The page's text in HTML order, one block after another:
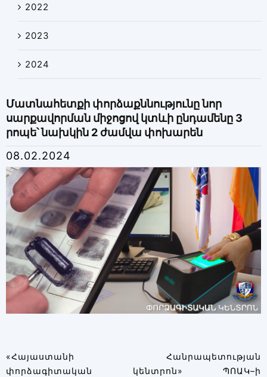
2022
2023
2024
Մատնահետքի փորձաքննությունը նոր
սարքավորման միջոցով կտևի ընդամենը 3
րոպե՝ նախկին 2 ժամվա փոխարեն
08.02.2024
«Հայաստանի Հանրապետության
փորձագիտական կենտրոն» ՊՈԱԿ–ի